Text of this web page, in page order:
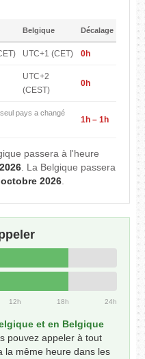
Belgique Décalage
UTC+1 (CET) 0h
UTC+2
(CEST)
0h
pays a changé
1h – 1h
passera à l'heure
. La Belgique passera
2026.
12h 18h 24h
et en Belgique
pouvez appeler à tout
la même heure dans les